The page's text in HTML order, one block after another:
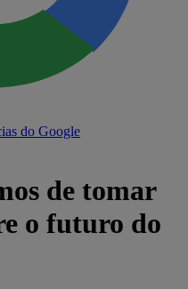
do Google
de tomar
o futuro do